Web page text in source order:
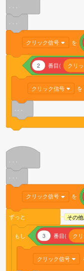
. . .
クリック信号 を
2 番目( クリ
クリック信号 を
. . .
. . .
クリック信号 を
ずっと
もし 3 番目( ク
クリック信号
その